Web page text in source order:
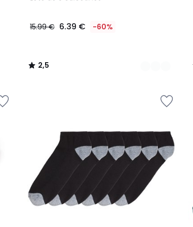
15.99 € 6.39 € -60%
2,5
/